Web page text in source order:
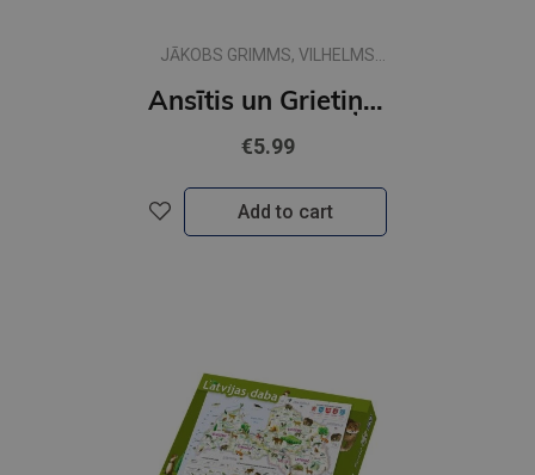
JĀKOBS GRIMMS, VILHELMS
Ansītis un Grietiņa / Pasaku klasika
€5.99
Add to cart